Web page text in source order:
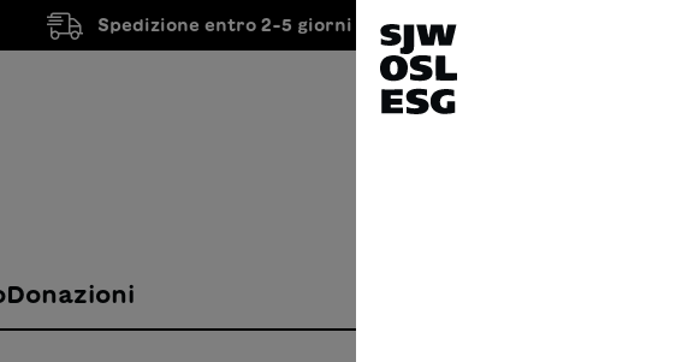
Spedizione entro 2-5 giorni lavorativi
Donazioni